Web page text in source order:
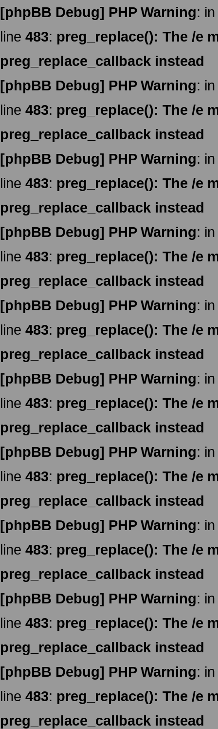
[phpBB Debug] PHP Warning:
line 483: preg_replace(): The /e
preg_replace_callback instead
[phpBB Debug] PHP Warning:
line 483: preg_replace(): The /e
preg_replace_callback instead
[phpBB Debug] PHP Warning:
line 483: preg_replace(): The /e
preg_replace_callback instead
[phpBB Debug] PHP Warning:
line 483: preg_replace(): The /e
preg_replace_callback instead
[phpBB Debug] PHP Warning:
line 483: preg_replace(): The /e
preg_replace_callback instead
[phpBB Debug] PHP Warning:
line 483: preg_replace(): The /e
preg_replace_callback instead
[phpBB Debug] PHP Warning:
line 483: preg_replace(): The /e
preg_replace_callback instead
[phpBB Debug] PHP Warning:
line 483: preg_replace(): The /e
preg_replace_callback instead
[phpBB Debug] PHP Warning:
line 483: preg_replace(): The /e
preg_replace_callback instead
[phpBB Debug] PHP Warning:
line 483: preg_replace(): The /e
preg_replace_callback instead